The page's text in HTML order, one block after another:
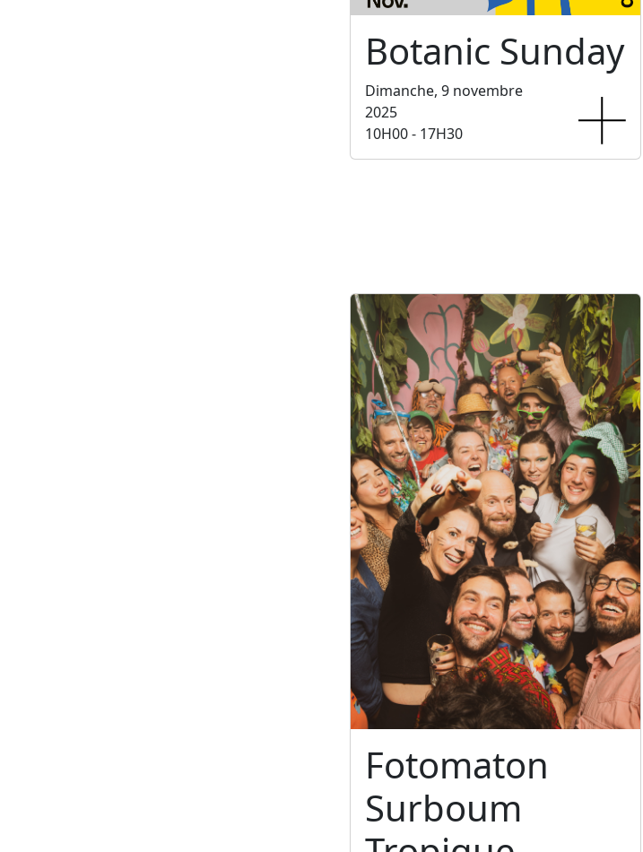
Botanic Sunday
Dimanche, 9 novembre
2025
10H00 - 17H30
Fotomaton
Surboum